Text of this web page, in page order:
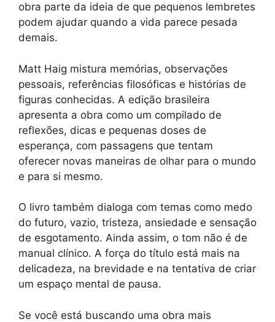
obra parte da ideia de que pequenos lembretes
podem ajudar quando a vida parece pesada
demais.
Matt Haig mistura memórias, observações
pessoais, referências filosóficas e histórias de
figuras conhecidas. A edição brasileira
apresenta a obra como um compilado de
reflexões, dicas e pequenas doses de
esperança, com passagens que tentam
oferecer novas maneiras de olhar para o mundo
e para si mesmo.
O livro também dialoga com temas como medo
do futuro, vazio, tristeza, ansiedade e sensação
de esgotamento. Ainda assim, o tom não é de
manual clínico. A força do título está mais na
delicadeza, na brevidade e na tentativa de criar
um espaço mental de pausa.
Se você está buscando uma obra mais